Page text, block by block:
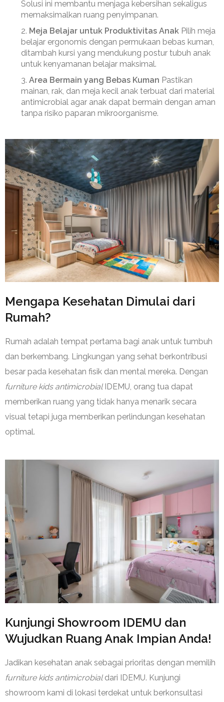
Solusi ini membantu menjaga kebersihan sekaligus
memaksimalkan ruang penyimpanan.
Meja Belajar untuk Produktivitas Anak Pilih meja
belajar ergonomis dengan permukaan bebas kuman,
ditambah kursi yang mendukung postur tubuh anak
untuk kenyamanan belajar maksimal.
Area Bermain yang Bebas Kuman Pastikan
mainan, rak, dan meja kecil anak terbuat dari material
antimicrobial agar anak dapat bermain dengan aman
tanpa risiko paparan mikroorganisme.
⁠Mengapa Kesehatan Dimulai dari
Rumah?
Rumah adalah tempat pertama bagi anak untuk tumbuh
dan berkembang. Lingkungan yang sehat berkontribusi
besar pada kesehatan fisik dan mental mereka. Dengan
furniture kids antimicrobialIDEMU, orang tua dapat
memberikan ruang yang tidak hanya menarik secara
visual tetapi juga memberikan perlindungan kesehatan
optimal.
⁠Kunjungi Showroom IDEMU dan
Wujudkan Ruang Anak Impian Anda!
Jadikan kesehatan anak sebagai prioritas dengan memilih
furniture kids antimicrobialdari IDEMU. Kunjungi
showroom kami di lokasi terdekat untuk berkonsultasi